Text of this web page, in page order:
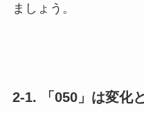
ましょう。
2-1. 「050」は変化